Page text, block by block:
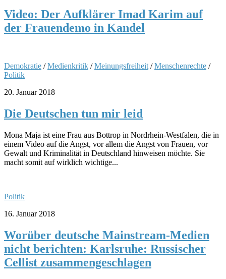
Video: Der Aufklärer Imad Karim auf
der Frauendemo in Kandel
Demokratie /Medienkritik /Meinungsfreiheit/Menschenrechte /
Politik
20. Januar 2018
Die Deutschen tun mir leid
Mona Maja ist eine Frau aus Bottrop in Nordrhein-Westfalen, die in
einem Video auf die Angst, vor allem die Angst von Frauen, vor
Gewalt und Kriminalität in Deutschland hinweisen möchte. Sie
macht somit auf wirklich wichtige...
Politik
16. Januar 2018
Worüber deutsche Mainstream-Medien
nicht berichten: Karlsruhe: Russischer
Cellist zusammengeschlagen